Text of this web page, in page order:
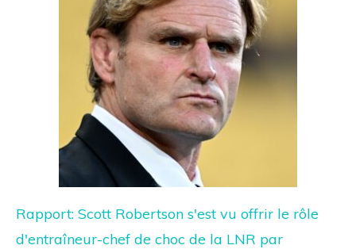
Rapport: Scott Robertson s'est vu offrir le rôle
d'entraîneur-chef de choc de la LNR par